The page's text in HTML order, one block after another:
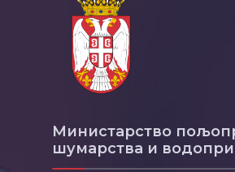
Министарство
шумарства и